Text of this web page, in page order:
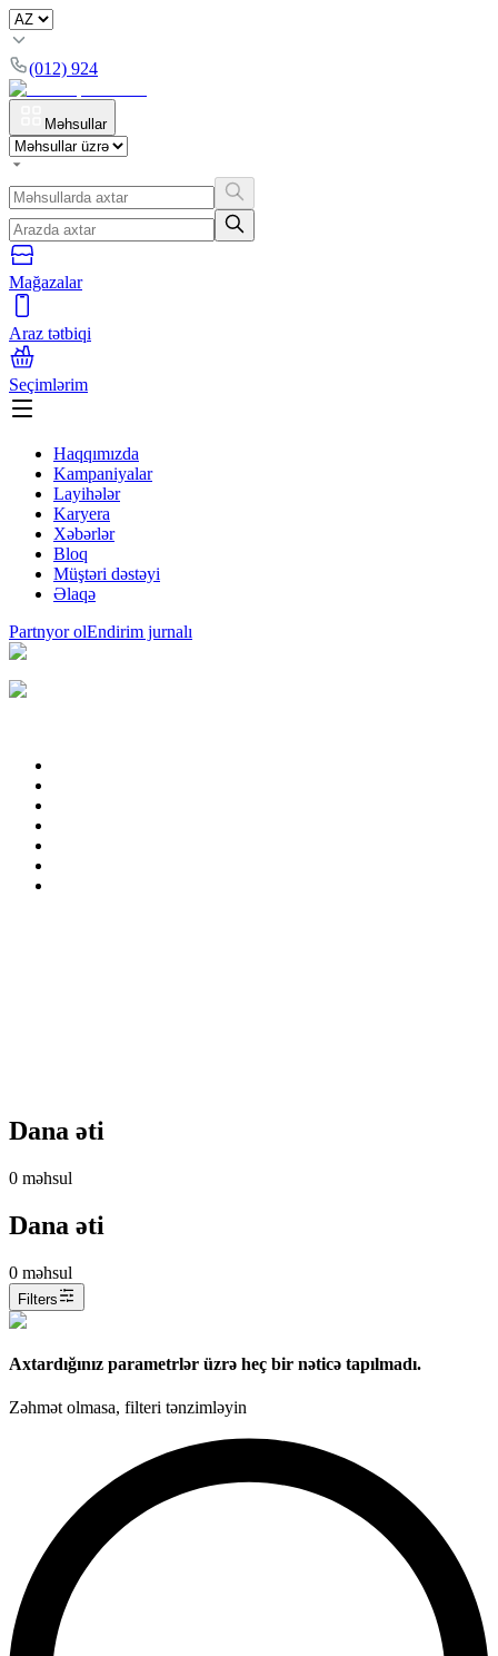
(012) 924
Məhsullar
Mağazalar
Araz tətbiqi
Seçimlərim
Haqqımızda
Kampaniyalar
Layihələr
Karyera
Xəbərlər
Bloq
Müştəri dəstəyi
Əlaqə
Partnyor olEndirim jurnalı
Dana əti
0 məhsul
Dana əti
0 məhsul
Filters
Axtardığınız parametrlər üzrə heç bir nəticə tapılmadı.
Zəhmət olmasa, filteri tənzimləyin